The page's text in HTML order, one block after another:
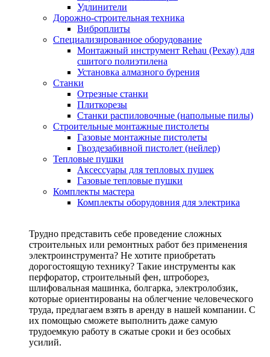
Удлинители
Дорожно-строительная техника
Виброплиты
Специализированное оборудование
Монтажный инструмент Rehau (Рехау) для
сшитого полиэтилена
Установка алмазного бурения
Станки
Отрезные станки
Плиткорезы
Станки распиловочные (напольные пилы)
Строительные монтажные пистолеты
Газовые монтажные пистолеты
Гвоздезабивной пистолет (нейлер)
Тепловые пушки
Аксессуары для тепловых пушек
Газовые тепловые пушки
Комплекты мастера
Комплекты оборудовния для электрика
Трудно представить себе проведение сложных
строительных или ремонтных работ без применения
электроинструмента? Не хотите приобретать
дорогостоящую технику? Такие инструменты как
перфоратор, строительный фен, штроборез,
шлифовальная машинка, болгарка, электролобзик,
которые ориентированы на облегчение человеческого
труда, предлагаем взять в аренду в нашей компании. С
их помощью сможете выполнить даже самую
трудоемкую работу в сжатые сроки и без особых
усилий.